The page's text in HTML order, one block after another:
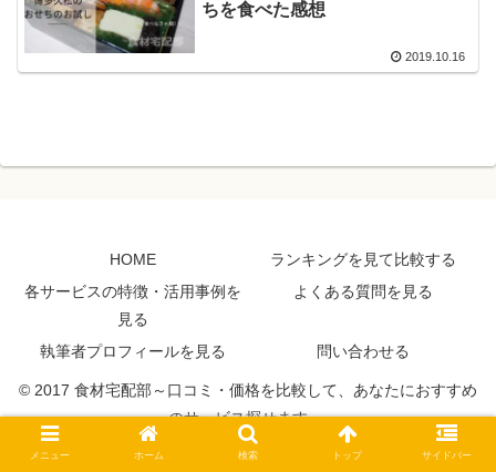
ちを食べた感想
2019.10.16
HOME
ランキングを見て比較する
各サービスの特徴・活用事例を
見る
よくある質問を見る
執筆者プロフィールを見る 問い合わせる
© 2017 食材宅配部～口コミ・価格を比較して、あなたにおすすめ
のサービス探せます～.
メニュー ホーム 検索 トップ サイドバー